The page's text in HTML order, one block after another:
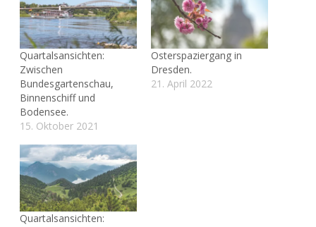
Quartalsansichten:
Zwischen
Bundesgartenschau,
Binnenschiff und
Bodensee.
15. Oktober 2021
Osterspaziergang in
Dresden.
21. April 2022
Quartalsansichten: